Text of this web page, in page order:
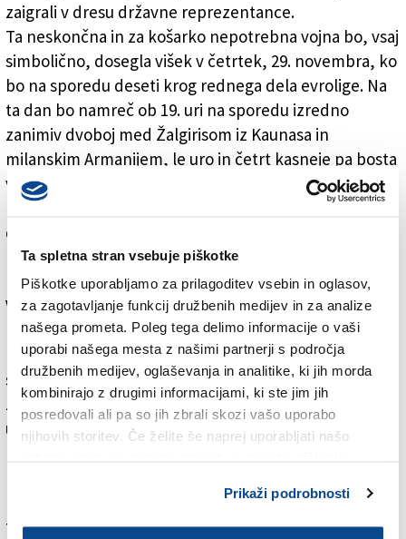
Ta spletna stran vsebuje piškotke
Piškotke uporabljamo za prilagoditev vsebin in oglasov,
za zagotavljanje funkcij družbenih medijev in za analize
našega prometa. Poleg tega delimo informacije o vaši
uporabi našega mesta z našimi partnerji s področja
družbenih medijev, oglaševanja in analitike, ki jih morda
kombinirajo z drugimi informacijami, ki ste jim jih
posredovali ali pa so jih zbrali skozi vašo uporabo
njihovih storitev. Če želite še naprej uporabljati našo
Prikaži podrobnosti
zaigrali v dresu državne reprezentance.
Ta neskončna in za košarko nepotrebna vojna bo, vsaj
simbolično, dosegla višek v četrtek, 29. novembra, ko
bo na sporedu deseti krog rednega dela evrolige. Na
ta dan bo namreč ob 19. uri na sporedu izredno
zanimiv dvoboj med Žalgirisom iz Kaunasa in
milanskim Armanijem, le uro in četrt kasneje pa bosta
v okviru kvalifikacij za EP v Brescii na igrišče stopili
reprezentanci Italije in Litve, kajpak z
drugorazrednimi igralci. Kako je to možno? Lahko bi
pomislili, da gre zgolj za splet okoliščin, če to le ne bi
bil edini tovrstni primer.
V desetem krogu evrolige, ki bo gotovo navdušil vse
košarkarske sladokusce (tekma kroga bo nedvomno
Real Madrid - Cska Moskva), bo potekal tudi trojni
spopad med turškimi in španskimi peterkami. Najbolj
zanimiva tekma izmed treh bo večerni dvoboj (ob 21.
uri) med Barcelono, za katero nastopa slovenski
Datome in Nicolò Melli nosilna stebra ekipe. Še pred
tem bosta v Carigradu na sporedu tekmi med